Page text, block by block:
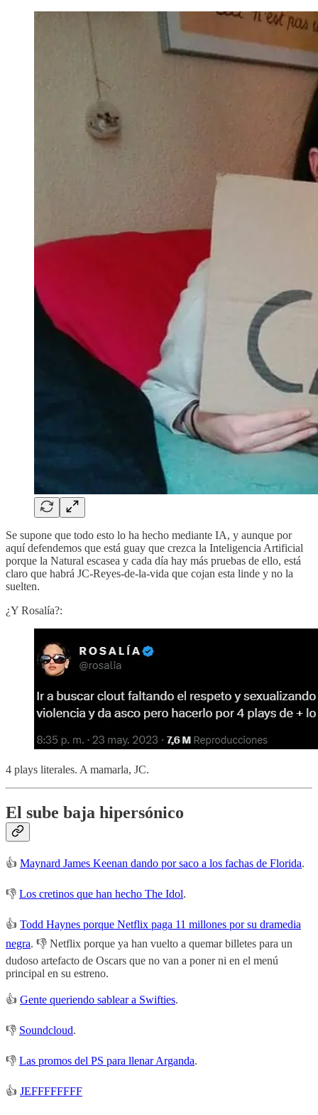
Se supone que todo esto lo ha hecho mediante IA, y aunque por
aquí defendemos que está guay que crezca la Inteligencia Artificial
porque la Natural escasea y cada día hay más pruebas de ello, está
claro que habrá JC-Reyes-de-la-vida que cojan esta linde y no la
suelten.
¿Y Rosalía?:
4 plays literales. A mamarla, JC.
El sube baja hipersónico
👍 Maynard James Keenan dando por saco a los fachas de Florida.
👎 Los cretinos que han hecho The Idol.
👍 Todd Haynes porque Netflix paga 11 millones por su dramedia
negra. 👎 Netflix porque ya han vuelto a quemar billetes para un
dudoso artefacto de Oscars que no van a poner ni en el menú
principal en su estreno.
👍 Gente queriendo sablear a Swifties.
👎 Soundcloud.
👎 Las promos del PS para llenar Arganda.
👍 JEFFFFFFFF